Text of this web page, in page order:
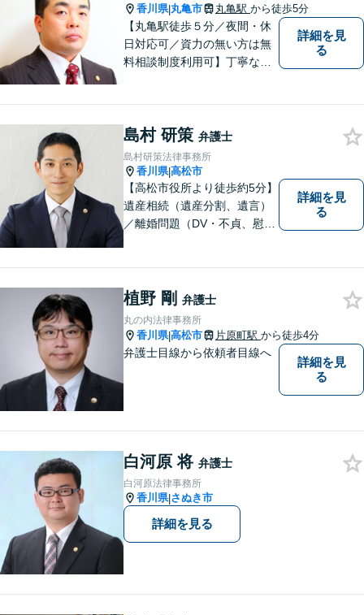
香川県|丸亀市 丸亀駅 から徒歩5分
【丸亀駅徒歩５分／夜間・休
日対応可／資力の無い方は無
料相談制度利用可】丁寧な対
詳細を見
る
島村 研策 弁護士
島村研策法律事務所
香川県|高松市
【高松市役所より徒歩約5分】
遺産相続（遺産分割、遺言）
／離婚問題（DV・不貞、慰謝
供します。
詳細を見
る
植野 剛 弁護士
丸の内法律事務所
香川県|高松市 片原町駅 から徒歩4分
弁護士目線から依頼者目線へ
詳細を見
る
白河原 将 弁護士
白河原法律事務所
香川県|さぬき市
詳細を見る